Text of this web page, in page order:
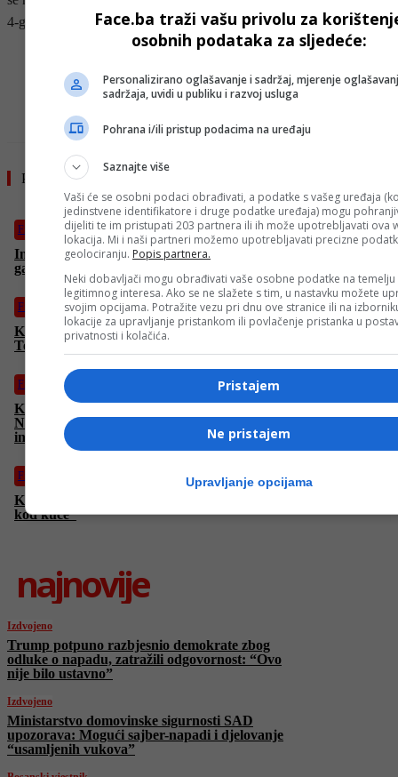
4-godišnjeg Winstona.
Pročitajte još
Film
Imate loš dan na poslu? Ili kući? Ben u “Šta se upravo desilo”
garantovano ima gori
Film
Kada se tehnologija sudari sa željom za “internet-slavom”:
Tehnološki triler “Krug” u subotu na FACE TV
Film
Koliko su naši “zaštićeni” podaci zapravo zaštićeni?
Nevjerovatno napeta i intenzivna akcija o opasnostima
interneta
Film
Kraljica romantičnih komedija Reese Witherspoon u “Ponovo
kod kuće”
najnovije
Izdvojeno
Trump potpuno razbjesnio demokrate zbog
odluke o napadu, zatražili odgovornost: “Ovo
nije bilo ustavno”
Izdvojeno
Ministarstvo domovinske sigurnosti SAD
upozorava: Mogući sajber-napadi i djelovanje
“usamljenih vukova”
Face.ba traži vašu privolu za
osobnih podataka za sljedeće:
Personalizirano oglašavanje i sadržaj, mjerenje
sadržaja, uvidi u publiku i razvoj usluga
Pohrana i/ili pristup podacima na uređaju
Saznajte više
Vaši će se osobni podaci obrađivati, a podatke s vašeg uređaja
jedinstvene identifikatore i druge podatke uređaja) mogu
dijeliti te im pristupati 203 partnera ili ih može upotrebljavati ova
lokacija. Mi i naši partneri možemo upotrebljavati precizne
geolociranju. Popis partnera.
Neki dobavljači mogu obrađivati vaše osobne podatke na temelju
legitimnog interesa. Ako se ne slažete s tim, u nastavku možete
svojim opcijama. Potražite vezu pri dnu ove stranice ili na
lokacije za upravljanje pristankom ili povlačenje pristanka u
privatnosti i kolačića.
Pristajem
Ne pristajem
Upravljanje opcijama